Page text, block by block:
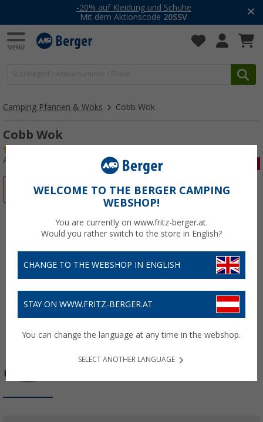
-20% auf Kleidung und Schuhe
Mit dem Aktionscode 20SSV
Camping Pfannen & Woks Cobb Wok
Cobb Wok
Art.-Nr.: 456400
WELCOME TO THE BERGER CAMPING
WEBSHOP!
You are currently on www.fritz-berger.at.
Would you rather switch to the store in English?
CHANGE TO THE WEBSHOP IN ENGLISH
STAY ON WWW.FRITZ-BERGER.AT
You can change the language at any time in the webshop.
SELECT ANOTHER LANGUAGE